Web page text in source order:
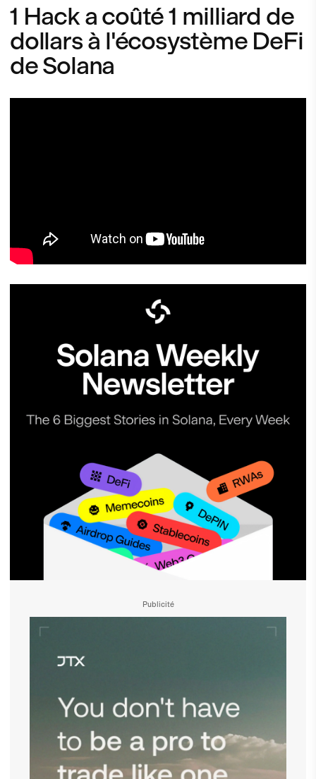
1 Hack a coûté 1 milliard de
dollars à l'écosystème DeFi
de Solana
Publicité